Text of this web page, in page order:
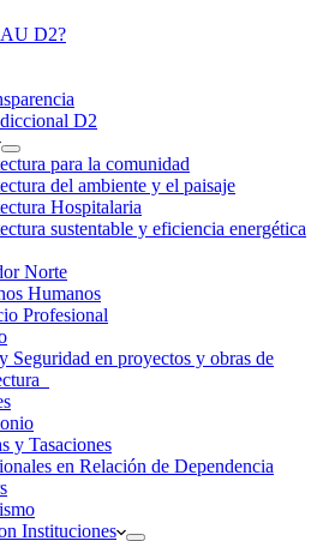
D2?
D2
para la comunidad
del ambiente y el paisaje
Hospitalaria
sustentable y eficiencia energética
Norte
Humanos
Profesional
Seguridad en proyectos y obras de
y Tasaciones
en Relación de Dependencia
Instituciones